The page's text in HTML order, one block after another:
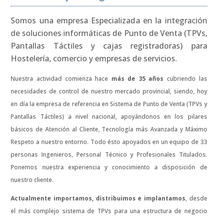
Somos una empresa Especializada en la integración
de soluciones informáticas de Punto de Venta (TPVs,
Pantallas Táctiles y cajas registradoras) para
Hostelería, comercio y empresas de servicios.
Nuestra actividad comienza hace más de 35 años cubriendo las
necesidades de control de nuestro mercado provincial, siendo, hoy
en día la empresa de referencia en Sistema de Punto de Venta (TPVs y
Pantallas Táctiles) a nivel nacional, apoyándonos en los pilares
básicos de Atención al Cliente, Tecnología más Avanzada y Máximo
Respeto a nuestro entorno. Todo ésto apoyados en un equipo de 33
personas Ingenieros, Personal Técnico y Profesionales Titulados.
Ponemos nuestra experiencia y conocimiento a disposición de
nuestro cliente.
Actualmente importamos, distribuimos e implantamos, desde
el más complejo sistema de TPVs para una estructura de negocio